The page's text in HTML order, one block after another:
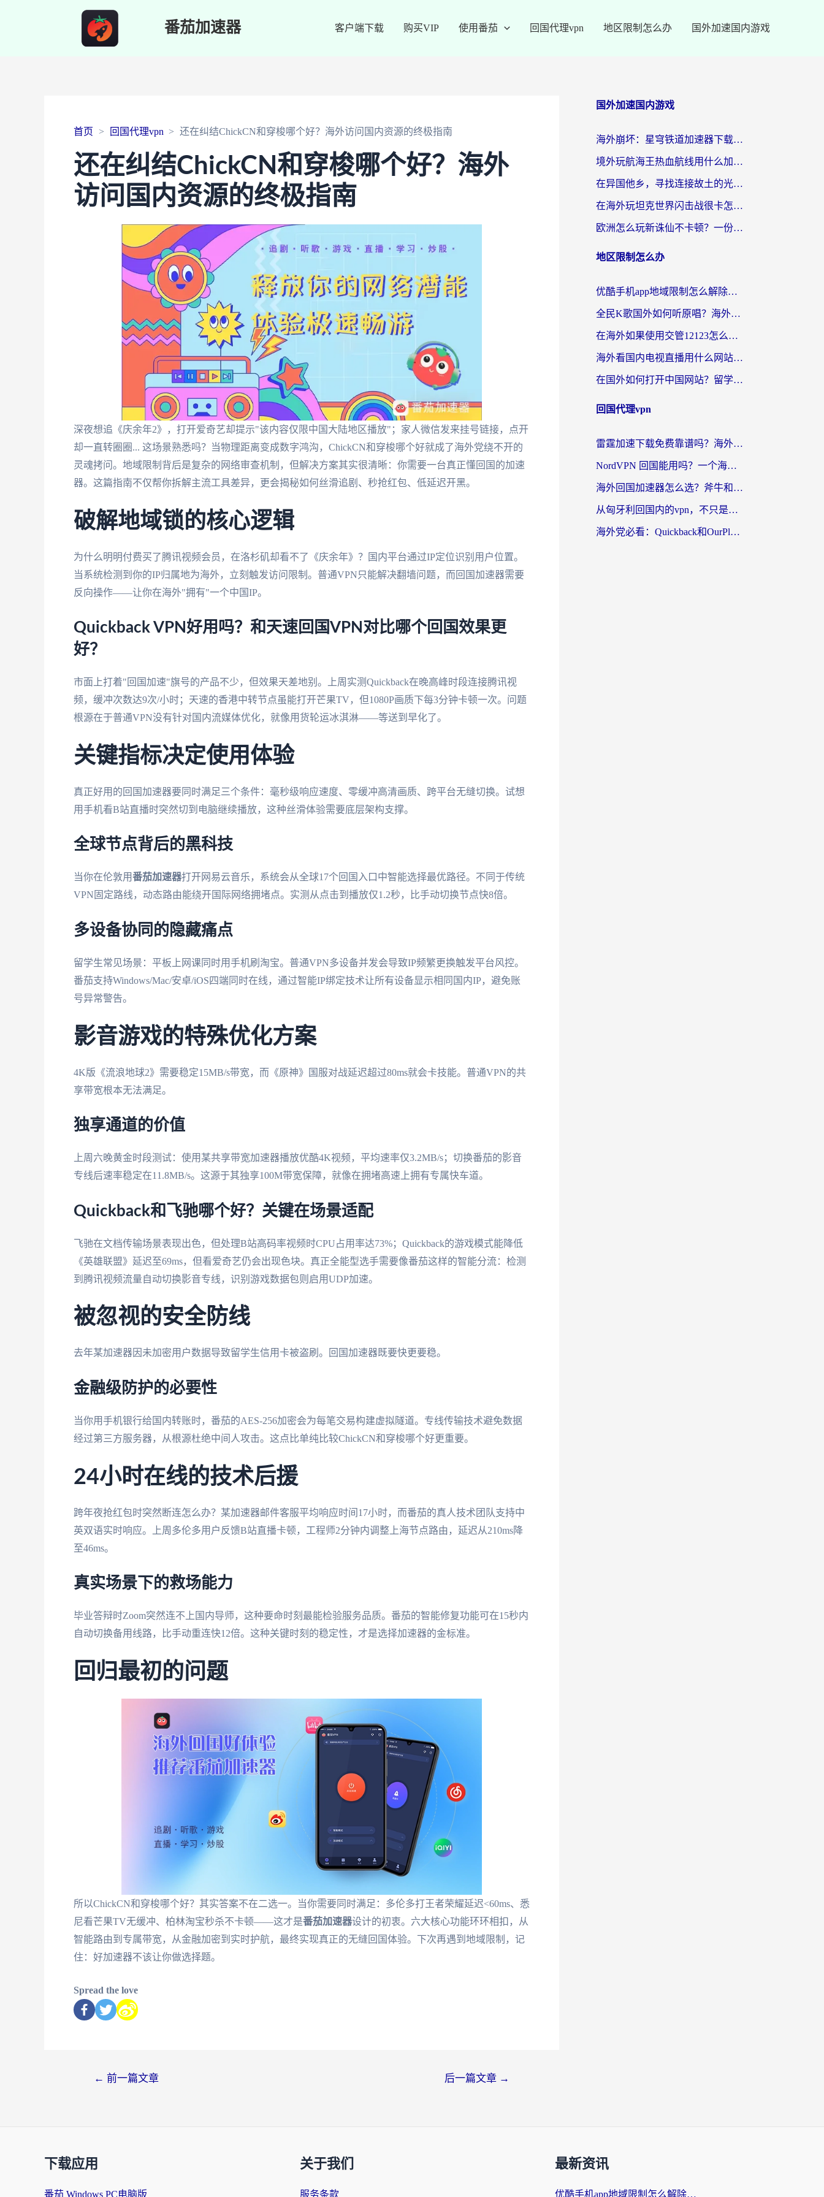
番茄加速器 客户端下载 购买VIP 使用番茄 回国代理vpn 地区限制怎么办 国外加速国内游戏
首页 回国代理vpn 还在纠结ChickCN和穿梭哪个好？海外访问国内资源的终极指南
还在纠结ChickCN和穿梭哪个好？海外
访问国内资源的终极指南
深夜想追《庆余年2》，打开爱奇艺却提示"该内容仅限中国大陆地区播放"；家人微信发来挂号链接，点开
却一直转圈圈... 这场景熟悉吗？当物理距离变成数字鸿沟，ChickCN和穿梭哪个好就成了海外党绕不开的
灵魂拷问。地域限制背后是复杂的网络审查机制，但解决方案其实很清晰：你需要一台真正懂回国的加速
器。这篇指南不仅帮你拆解主流工具差异，更会揭秘如何丝滑追剧、秒抢红包、低延迟开黑。
破解地域锁的核心逻辑
为什么明明付费买了腾讯视频会员，在洛杉矶却看不了《庆余年》？国内平台通过IP定位识别用户位置。
当系统检测到你的IP归属地为海外，立刻触发访问限制。普通VPN只能解决翻墙问题，而回国加速器需要
反向操作——让你在海外"拥有"一个中国IP。
Quickback VPN好用吗？和天速回国VPN对比哪个回国效果更
好？
市面上打着"回国加速"旗号的产品不少，但效果天差地别。上周实测Quickback在晚高峰时段连接腾讯视
频，缓冲次数达9次/小时；天速的香港中转节点虽能打开芒果TV，但1080P画质下每3分钟卡顿一次。问题
根源在于普通VPN没有针对国内流媒体优化，就像用货轮运冰淇淋——等送到早化了。
关键指标决定使用体验
真正好用的回国加速器要同时满足三个条件：毫秒级响应速度、零缓冲高清画质、跨平台无缝切换。试想
用手机看B站直播时突然切到电脑继续播放，这种丝滑体验需要底层架构支撑。
全球节点背后的黑科技
当你在伦敦用番茄加速器打开网易云音乐，系统会从全球17个回国入口中智能选择最优路径。不同于传统
VPN固定路线，动态路由能绕开国际网络拥堵点。实测从点击到播放仅1.2秒，比手动切换节点快8倍。
多设备协同的隐藏痛点
留学生常见场景：平板上网课同时用手机刷淘宝。普通VPN多设备并发会导致IP频繁更换触发平台风控。
番茄支持Windows/Mac/安卓/iOS四端同时在线，通过智能IP绑定技术让所有设备显示相同国内IP，避免账
号异常警告。
影音游戏的特殊优化方案
4K版《流浪地球2》需要稳定15MB/s带宽，而《原神》国服对战延迟超过80ms就会卡技能。普通VPN的共
享带宽根本无法满足。
独享通道的价值
上周六晚黄金时段测试：使用某共享带宽加速器播放优酷4K视频，平均速率仅3.2MB/s；切换番茄的影音
专线后速率稳定在11.8MB/s。这源于其独享100M带宽保障，就像在拥堵高速上拥有专属快车道。
Quickback和飞驰哪个好？关键在场景适配
飞驰在文档传输场景表现出色，但处理B站高码率视频时CPU占用率达73%；Quickback的游戏模式能降低
《英雄联盟》延迟至69ms，但看爱奇艺仍会出现色块。真正全能型选手需要像番茄这样的智能分流：检测
到腾讯视频流量自动切换影音专线，识别游戏数据包则启用UDP加速。
被忽视的安全防线
去年某加速器因未加密用户数据导致留学生信用卡被盗刷。回国加速器既要快更要稳。
金融级防护的必要性
当你用手机银行给国内转账时，番茄的AES-256加密会为每笔交易构建虚拟隧道。专线传输技术避免数据
经过第三方服务器，从根源杜绝中间人攻击。这点比单纯比较ChickCN和穿梭哪个好更重要。
24小时在线的技术后援
跨年夜抢红包时突然断连怎么办？某加速器邮件客服平均响应时间17小时，而番茄的真人技术团队支持中
英双语实时响应。上周多伦多用户反馈B站直播卡顿，工程师2分钟内调整上海节点路由，延迟从210ms降
至46ms。
真实场景下的救场能力
毕业答辩时Zoom突然连不上国内导师，这种要命时刻最能检验服务品质。番茄的智能修复功能可在15秒内
自动切换备用线路，比手动重连快12倍。这种关键时刻的稳定性，才是选择加速器的金标准。
回归最初的问题
所以ChickCN和穿梭哪个好？其实答案不在二选一。当你需要同时满足：多伦多打王者荣耀延迟<60ms、悉
尼看芒果TV无缓冲、柏林淘宝秒杀不卡顿——这才是番茄加速器设计的初衷。六大核心功能环环相扣，从
智能路由到专属带宽，从金融加密到实时护航，最终实现真正的无缝回国体验。下次再遇到地域限制，记
住：好加速器不该让你做选择题。
Spread the love
← 前一篇文章 后一篇文章 →
国外加速国内游戏
海外崩坏：星穹铁道加速器下载安装：一份给游子的终极网络指南
境外玩航海王热血航线用什么加速器？2026海外玩家实测最优方案（附欧洲问道堡垒前线加速技巧）
在异国他乡，寻找连接故土的光明大陆免费加速器
在海外玩坦克世界闪击战很卡怎么办？老玩家亲测有效的加速器选择指南
欧洲怎么玩新诛仙不卡顿？一份给海外游子的国服游戏畅玩指南
地区限制怎么办
优酷手机app地域限制怎么解除？海外党亲测有效的追剧方案
全民K歌国外如何听原唱？海外党亲测有效的回国加速器选择指南
在海外如果使用交管12123怎么处理？留学生亲测有效的回国加速方案
海外看国内电视直播用什么网站比较好？一篇解决你所有追剧难题的实用指南
在国外如何打开中国网站？留学生与海外华人的无缝访问指南
回国代理vpn
雷霆加速下载免费靠谱吗？海外党选回国加速器的避坑指南（附热门工具对比）
NordVPN 回国能用吗？一个海外用户必须面对的真实困境
海外回国加速器怎么选？斧牛和海龟哪个好？一篇帮你避开坑的实用指南
从匈牙利回国内的vpn，不只是为了刷剧那么简单
海外党必看：Quickback和OurPlay好用吗？3分钟选对回国加速器，无缝刷剧玩游戏
下载应用
番茄 Windows PC电脑版
关于我们
服务条款
最新资讯
优酷手机app地域限制怎么解除？海外党亲测有效的追剧方案